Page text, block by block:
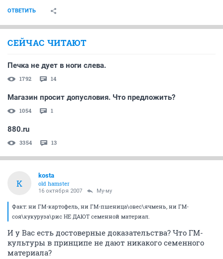
ОТВЕТИТЬ
СЕЙЧАС ЧИТАЮТ
Печка не дует в ноги слева.
1792 14
Магазин просит допусловия. Что предложить?
1054 1
880.ru
3354 13
K
kosta
old hamster
16 октября 2007 Му-му
Факт: ни ГМ-картофель, ни ГМ-пшеница\овес\ячмень, ни ГМ-
соя\кукуруза\рис НЕ ДАЮТ семенной материал.
И у Вас есть достоверные доказательства? Что ГМ-
культуры в принципе не дают никакого семенного
материала?